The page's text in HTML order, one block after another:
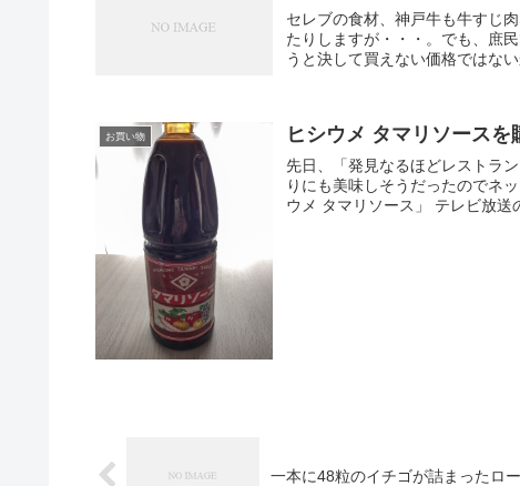
セレブの食材、神戸牛も牛すじ
たりしますが・・・。でも、庶
うと決して買えない価格ではな
お買い物 ヒシウメ タマリソースを
先日、「発見なるほどレストラ
りにも美味しそうだったのでネ
ウメ タマリソース」 テレビ放
一本に48粒のイチゴが詰まったロ